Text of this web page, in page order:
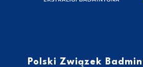
Polski Związek